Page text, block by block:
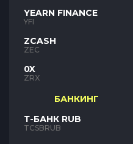
YEARN FINANCE
YFI
ZCASH
ZEC
0X
ZRX
БАНКИНГ
Т-БАНК RUB
TCSBRUB